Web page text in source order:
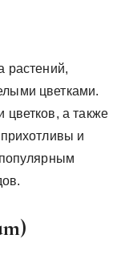
растений,
цветками.
а также
и